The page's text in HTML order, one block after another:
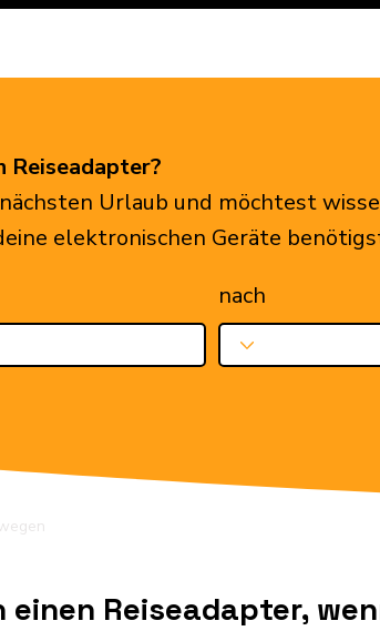
Reiseadapter?
Urlaub und möchtest
elektronischen Geräte
nach
einen Reiseadapter,